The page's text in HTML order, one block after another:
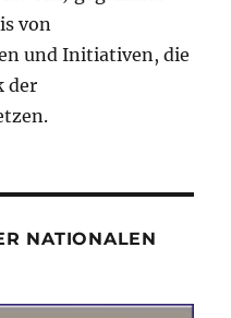
von
und Initiativen, die
der
NATIONALEN